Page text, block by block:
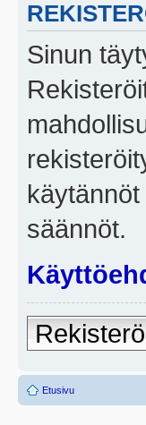
Sinun
säännöt.
Etusivu